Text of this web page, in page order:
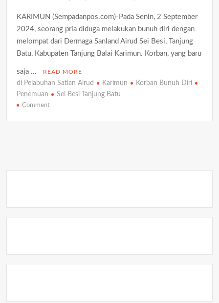
Gudang Elektronik di Kijang Kota Ludes Terbakar, Kerugian
Ditaksir Capai Rp300 Juta
Terus Dikebut
Satresnarkoba Polresta Tanjungpinang Gandeng Jasa
Ekspedisi Cegah Peredaran Narkoba Melalui Paket Kiriman
Empat Tersangka Diamankan dengan Barang Bukti Sabu dan
KARIMUN (Sempadanpos.com)-Pada Senin, 2 September
2024, seorang pria diduga melakukan bunuh diri dengan
melompat dari Dermaga Sanland Airud Sei Besi, Tanjung
Batu, Kabupaten Tanjung Balai Karimun. Korban, yang baru
saja … READ MORE
di Pelabuhan Satlan Airud Karimun
Korban Bunuh Diri
Penemuan
Sei Besi Tanjung Batu
Commenton
Pelabuhan